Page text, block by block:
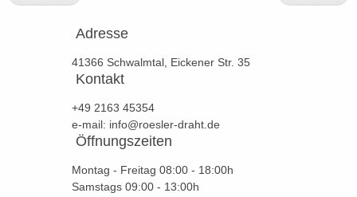
Adresse
41366 Schwalmtal, Eickener Str. 35
Kontakt
+49 2163 45354
e-mail: info@roesler-draht.de
Öffnungszeiten
Montag - Freitag 08:00 - 18:00h
Samstags 09:00 - 13:00h